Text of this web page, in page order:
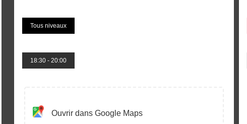
Tous niveaux
18:30 - 20:00
Ouvrir dans Google Maps